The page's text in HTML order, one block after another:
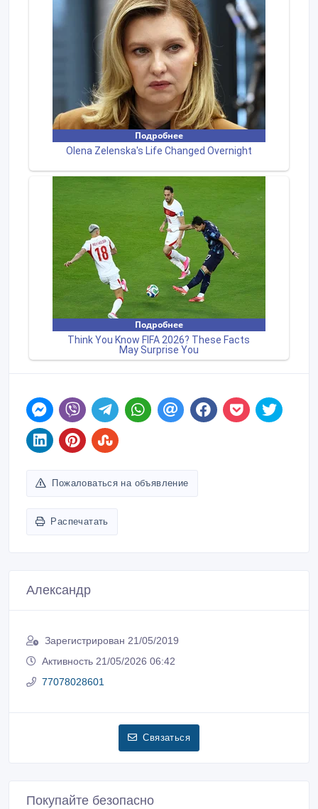
Пожаловаться на объявление
Распечатать
Александр
Зарегистрирован 21/05/2019
Активность 21/05/2026 06:42
77078028601
Связаться
Покупайте безопасно